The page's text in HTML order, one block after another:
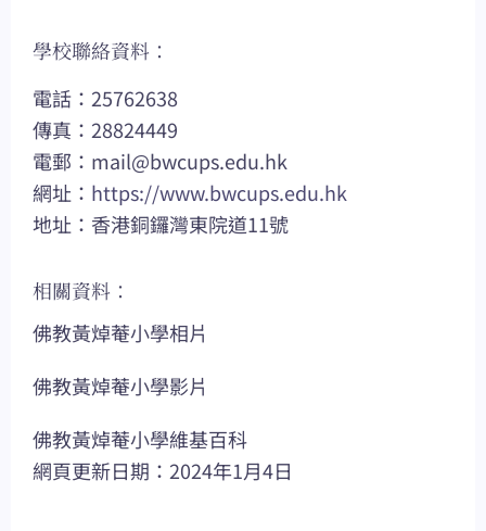
學校聯絡資料：
電話：25762638
傳真：28824449
電郵： mail@bwcups.edu.hk
網址： https://www.bwcups.edu.hk
地址：香港銅鑼灣東院道11號
相關資料：
佛教黃焯菴小學相片
佛教黃焯菴小學影片
佛教黃焯菴小學維基百科
網頁更新日期：2024年1月4日